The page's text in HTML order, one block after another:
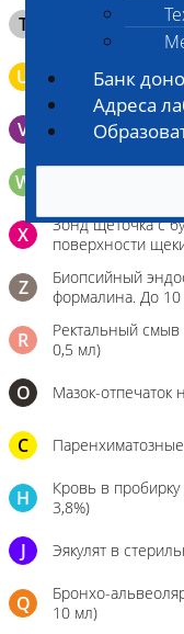
Банк
Адреса
T
Клещ (не более 2
типа Эппендорф
U Моча во флаконе
V Выпоты и
W
X
Зонд щеточка с
поверхности
Z
Биопсийный
формалина. До 10
R
Ректальный
0,5 мл)
О Мазок-отпечаток
C
H
Кровь в
3,8%)
J Эякулят в
Q
Бронхо-
10 мл)